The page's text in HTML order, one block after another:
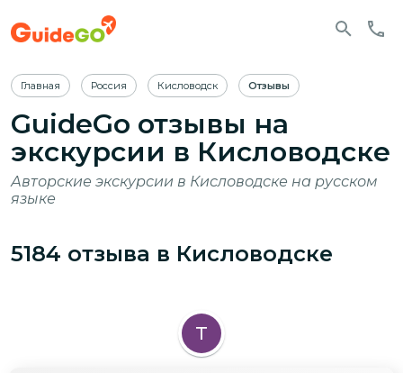
Главная Россия Кисловодск Отзывы
GuideGo отзывы на
экскурсии в Кисловодске
Авторские экскурсии в Кисловодске на русском
языке
5184 отзыва в Кисловодске
Т